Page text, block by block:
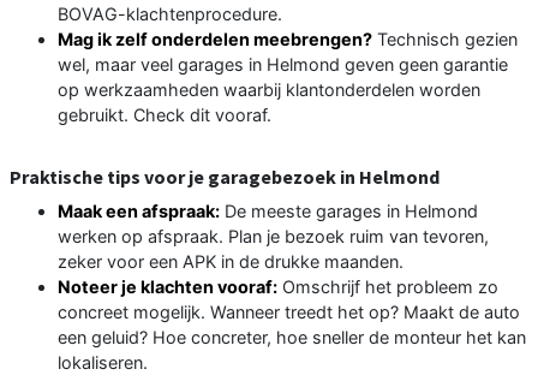
BOVAG-klachtenprocedure.
Mag ik zelf onderdelen meebrengen? Technisch gezien
wel, maar veel garages in Helmond geven geen garantie
op werkzaamheden waarbij klantonderdelen worden
gebruikt. Check dit vooraf.
Praktische tips voor je garagebezoek in Helmond
Maak een afspraak: De meeste garages in Helmond
werken op afspraak. Plan je bezoek ruim van tevoren,
zeker voor een APK in de drukke maanden.
Noteer je klachten vooraf: Omschrijf het probleem zo
concreet mogelijk. Wanneer treedt het op? Maakt de auto
een geluid? Hoe concreter, hoe sneller de monteur het kan
lokaliseren.